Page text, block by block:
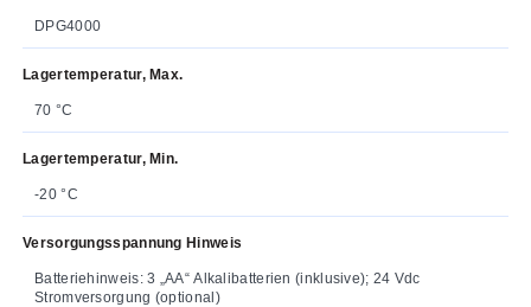
DPG4000
Lagertemperatur, Max.
70 °C
Lagertemperatur, Min.
-20 °C
Versorgungsspannung Hinweis
Batteriehinweis: 3 „AA“ Alkalibatterien (inklusive); 24 Vdc
Stromversorgung (optional)